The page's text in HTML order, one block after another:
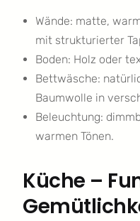
Wände: matte,
mit strukturierter
Boden: Holz oder
Bettwäsche:
Baumwolle in
Beleuchtung:
warmen Tönen.
Küche –